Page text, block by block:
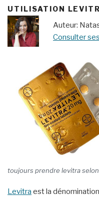
UTILISATION
Auteur:
Consulter
toujours prendre levitra
Levitra est la